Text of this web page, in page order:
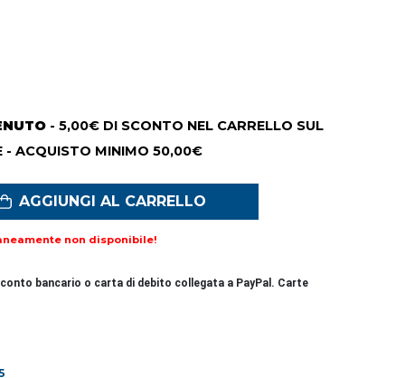
- 5,00€ DI SCONTO NEL CARRELLO SUL
- ACQUISTO MINIMO 50,00€
AGGIUNGI AL CARRELLO
non disponibile!
conto bancario o carta di debito collegata a PayPal. Carte